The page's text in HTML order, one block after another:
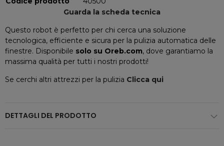
Guarda la scheda tecnica
Questo robot è perfetto per chi cerca una soluzione
tecnologica, efficiente e sicura per la pulizia automatica delle
finestre. Disponibile solo su Oreb.com, dove garantiamo la
massima qualità per tutti i nostri prodotti!
Se cerchi altri attrezzi per la pulizia Clicca qui
DETTAGLI DEL PRODOTTO